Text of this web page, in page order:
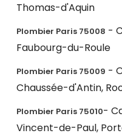
Thomas-d'Aquin
Plombier Paris 75008 -
Faubourg-du-Roule
Plombier Paris 75009 -
Chaussée-d'Antin,
Plombier Paris 75010-
Vincent-de-Paul,